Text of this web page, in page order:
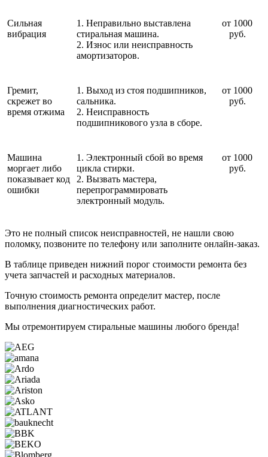
Сильная
вибрация
1. Неправильно выставлена
стиральная машина.
2. Износ или неисправность
амортизаторов.
от 1000
руб.
Гремит,
скрежет во
время отжима
1. Выход из стоя подшипников,
сальника.
2. Неисправность
подшипникового узла в сборе.
от 1000
руб.
Машина
моргает либо
показывает код
ошибки
1. Электронный сбой во время
цикла стирки.
2. Вызвать мастера,
перепрограммировать
электронный модуль.
от 1000
руб.
Это не полный список неисправностей, не нашли свою
поломку, позвоните по телефону или заполните онлайн-заказ.
В таблице приведен нижний порог стоимости ремонта без
учета запчастей и расходных материалов.
Точную стоимость ремонта определит мастер, после
выполнения диагностических работ.
Мы отремонтируем стиральные машины любого бренда!